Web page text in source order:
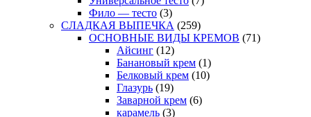
Фило — тесто (3)
СЛАДКАЯ ВЫПЕЧКА (259)
ОСНОВНЫЕ ВИДЫ КРЕМОВ (71)
Айсинг (12)
Банановый крем (1)
Белковый крем (10)
Глазурь (19)
Заварной крем (6)
карамель (3)